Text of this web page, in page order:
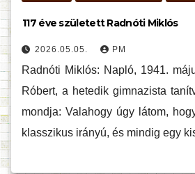
117 éve született Radnóti Miklós
2026.05.05. PM
Radnóti Miklós: Napló, 1941.
Róbert, a hetedik gimnazista
mondja: Valahogy úgy látom,
klasszikus irányú, és mindig egy